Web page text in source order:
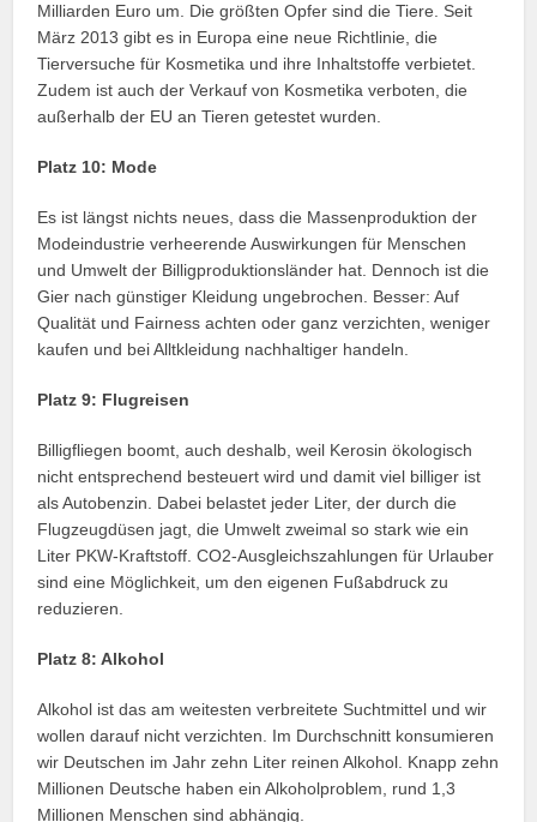
Milliarden Euro um. Die größten Opfer sind die Tiere. Seit
März 2013 gibt es in Europa eine neue Richtlinie, die
Tierversuche für Kosmetika und ihre Inhaltstoffe verbietet.
Zudem ist auch der Verkauf von Kosmetika verboten, die
außerhalb der EU an Tieren getestet wurden.
Platz 10: Mode
Es ist längst nichts neues, dass die Massenproduktion der
Modeindustrie verheerende Auswirkungen für Menschen
und Umwelt der Billigproduktionsländer hat. Dennoch ist die
Gier nach günstiger Kleidung ungebrochen. Besser: Auf
Qualität und Fairness achten oder ganz verzichten, weniger
kaufen und bei Alltkleidung nachhaltiger handeln.
Platz 9: Flugreisen
Billigfliegen boomt, auch deshalb, weil Kerosin ökologisch
nicht entsprechend besteuert wird und damit viel billiger ist
als Autobenzin. Dabei belastet jeder Liter, der durch die
Flugzeugdüsen jagt, die Umwelt zweimal so stark wie ein
Liter PKW-Kraftstoff. CO2-Ausgleichszahlungen für Urlauber
sind eine Möglichkeit, um den eigenen Fußabdruck zu
reduzieren.
Platz 8: Alkohol
Alkohol ist das am weitesten verbreitete Suchtmittel und wir
wollen darauf nicht verzichten. Im Durchschnitt konsumieren
wir Deutschen im Jahr zehn Liter reinen Alkohol. Knapp zehn
Millionen Deutsche haben ein Alkoholproblem, rund 1,3
Millionen Menschen sind abhängig.